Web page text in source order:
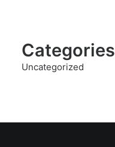
Categories
Uncategorized